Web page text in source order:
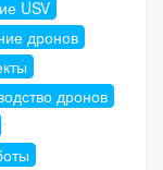
USV
дронов
дронов